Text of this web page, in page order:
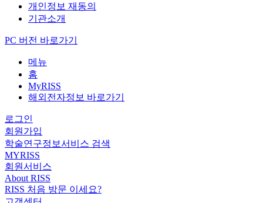
개인정보 재동의
기관소개
PC 버전 바로가기
메뉴
홈
MyRISS
해외전자정보 바로가기
로그인
회원가입
학술연구정보서비스 검색
MYRISS
회원서비스
About RISS
RISS 처음 방문 이세요?